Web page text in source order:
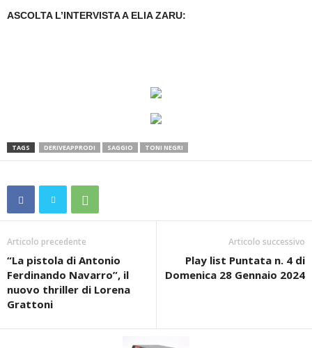
ASCOLTA L’INTERVISTA A ELIA ZARU:
TAGS DERIVEAPPRODI SAGGIO TONI NEGRI
Articolo precedente
“La pistola di Antonio
Ferdinando Navarro”, il
nuovo thriller di Lorena
Grattoni
Articolo successivo
Play list Puntata n. 4 di
Domenica 28 Gennaio 2024